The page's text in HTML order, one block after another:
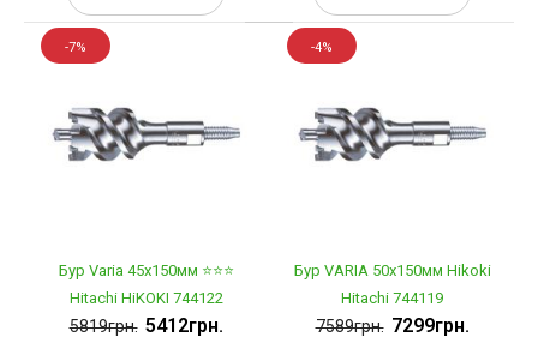
-7%
Бур Varia 45х150мм ⭐️⭐️⭐️
Hitachi HiKOKI 744122
5819грн. 5412грн.
-4%
Бур VARIA 50х150мм Hikoki
Hitachi 744119
7589грн. 7299грн.